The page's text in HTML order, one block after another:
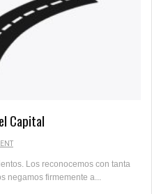
Capital
Los reconocemos con tanta
negamos firmemente a...